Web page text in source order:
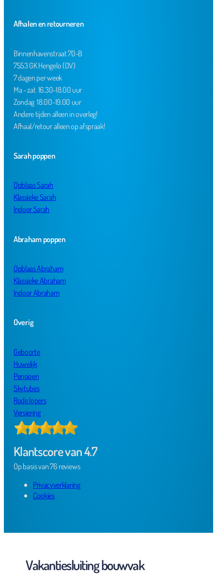
Afhalen en retourneren
Binnenhavenstraat 70-B
7553 GK Hengelo (OV)
7 dagen per week
Ma - zat 16.30-18.00 uur
Zondag 18.00-19.00 uur
Andere tijden alleen in overleg!
Afhaal/retour alleen op afspraak!
Sarah poppen
Opblaas Sarah
Klassieke Sarah
Indoor Sarah
Abraham poppen
Opblaas Abraham
Klassieke Abraham
Indoor Abraham
Overig
Geboorte
Huwelijk
Pensioen
Skytubes
Rode lopers
Versiering
Klantscore van 4.7
Op basis van 76 reviews
Privacyverklaring
Cookies
Vakantiesluiting bouwvak